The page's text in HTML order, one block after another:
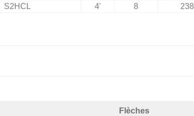
S2HCL 4' 8 238
Flèches